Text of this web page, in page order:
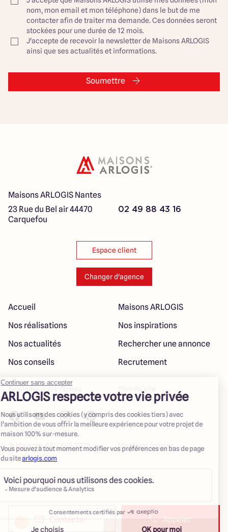
nom, mon email et mon téléphone) dans le but de me
contacter afin de traiter ma demande. Ces données seront
stockées pour une durée de 12 mois.
J'accepte de recevoir la newsletter de Maisons ARLOGIS
ainsi que ses actualités et informations.
Soumettre
Maisons ARLOGIS Nantes
23 Rue du Bel air44470
Carquefou
02 49 88 43 16
Espace client
Changer d'agence
Accueil
Maisons ARLOGIS
Nos réalisations
Nos inspirations
Nos actualités
Rechercher une annonce
Nos conseils
Recrutement
Mentions légales
Rejoindre notre réseau
@ Maisons ARLOGIS 2023
Contacter Appeler